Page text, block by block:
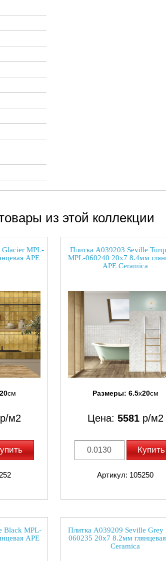
из этой коллекции
MPL-
APE
см
м2
Плитка A039203 Seville
MPL-060240 20x7 8.4мм
APE Ceramica
Размеры: 6.5x20см
Цена: 5581р/м2
Купить
Артикул: 105250
Black MPL-
APE
Плитка A039209 Seville Grey
060235 20x7 8.2мм
Ceramica